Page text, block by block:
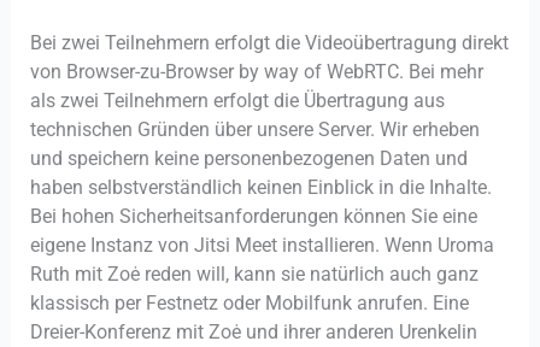
Bei zwei Teilnehmern erfolgt die Videoübertragung direkt
von Browser-zu-Browser by way of WebRTC. Bei mehr
als zwei Teilnehmern erfolgt die Übertragung aus
technischen Gründen über unsere Server. Wir erheben
und speichern keine personenbezogenen Daten und
haben selbstverständlich keinen Einblick in die Inhalte.
Bei hohen Sicherheitsanforderungen können Sie eine
eigene Instanz von Jitsi Meet installieren. Wenn Uroma
Ruth mit Zoė reden will, kann sie natürlich auch ganz
klassisch per Fest­netz oder Mobil­funk anrufen. Eine
Dreier-Konferenz mit Zoė und ihrer anderen Urenkelin